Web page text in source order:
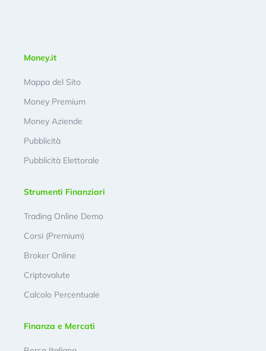
Money.it
Mappa del Sito
Money Premium
Money Aziende
Pubblicità
Pubblicità Elettorale
Strumenti Finanziari
Trading Online Demo
Corsi (Premium)
Broker Online
Criptovalute
Calcolo Percentuale
Finanza e Mercati